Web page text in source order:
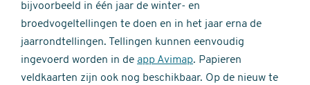
bijvoorbeeld in één jaar de winter- en
broedvogeltellingen te doen en in het jaar erna de
jaarrondtellingen. Tellingen kunnen eenvoudig
ingevoerd worden in de app Avimap. Papieren
veldkaarten zijn ook nog beschikbaar. Op de nieuw te